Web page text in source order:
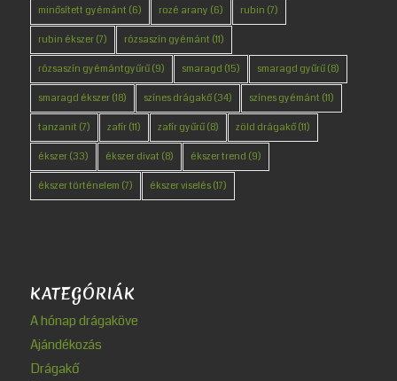
minősített gyémánt (6) rozé arany (6) rubin (7)
rubin ékszer(7) rózsaszín gyémánt (11)
rózsaszín gyémántgyűrű(9) smaragd (15) smaragd gyűrű(8)
smaragd ékszer(18) színes drágakő(34) színes gyémánt (11)
tanzanit (7) zafír(11) zafír gyűrű(8) zöld drágakő(11)
ékszer(33) ékszer divat (8) ékszer trend (9)
ékszer történelem (7) ékszer viselés(17)
KATEGÓRIÁK
A hónap drágaköve
Ajándékozás
Drágakő